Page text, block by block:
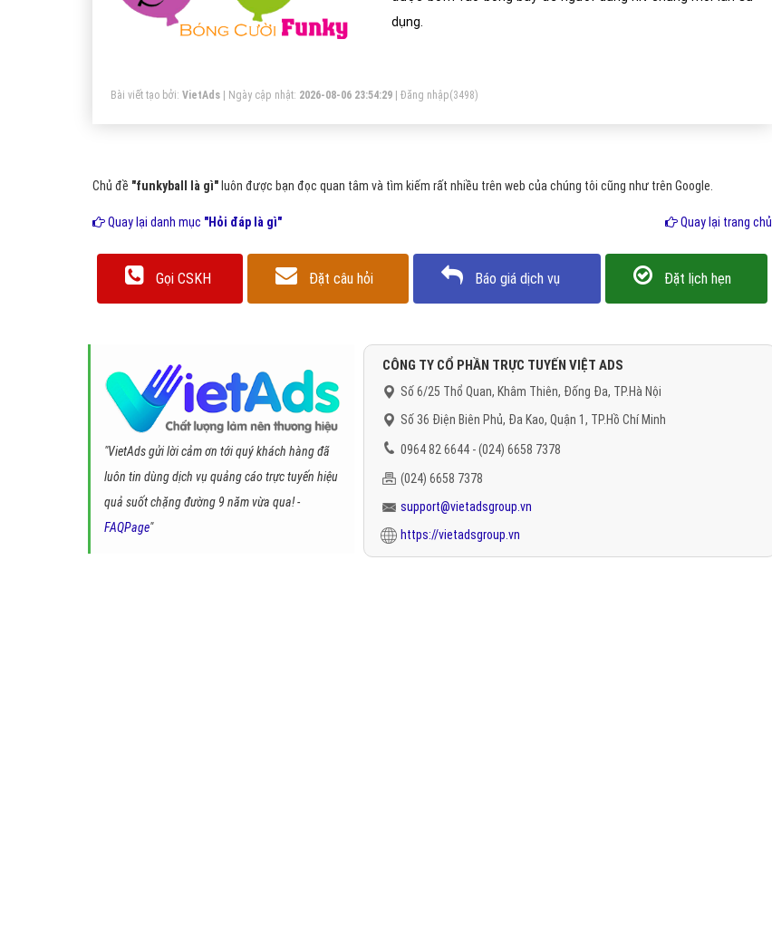
dụng.
Bài viết tạo bởi: VietAds | Ngày cập nhật: 2026-08-06 23:54:29 Đăng nhập(3498)
Chủ đề "funkyball là gì" luôn được bạn đọc quan tâm và tìm kiếm rất nhiều trên web của chúng tôi cũng như trên Google.
Quay lại danh mục "Hỏi đáp là gì" Quay lại trang chủ
Gọi CSKH Đặt câu hỏi Báo giá dịch vụ Đặt lịch hẹn
"VietAds gửi lời cảm ơn tới quý khách hàng đã
luôn tin dùng dịch vụ quảng cáo trực tuyến hiệu
quả suốt chặng đường 9 năm vừa qua! -
FAQPage"
CÔNG TY CỔ PHẦN TRỰC TUYẾN VIỆT ADS
Số 6/25 Thổ Quan, Khâm Thiên, Đống Đa, TP.Hà Nội
Số 36 Điện Biên Phủ, Đa Kao, Quận 1, TP.Hồ Chí Minh
0964 82 6644 - (024) 6658 7378
(024) 6658 7378
support@vietadsgroup.vn
https://vietadsgroup.vn